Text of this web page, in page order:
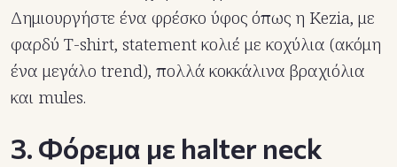
Δημιουργήστε ένα φρέσκο ύφος όπως η Kezia, με
φαρδύ T-shirt, statement κολιέ με κοχύλια (ακόμη
ένα μεγάλο trend), πολλά κοκκάλινα βραχιόλια
και mules.
3. Φόρεμα με halter neck